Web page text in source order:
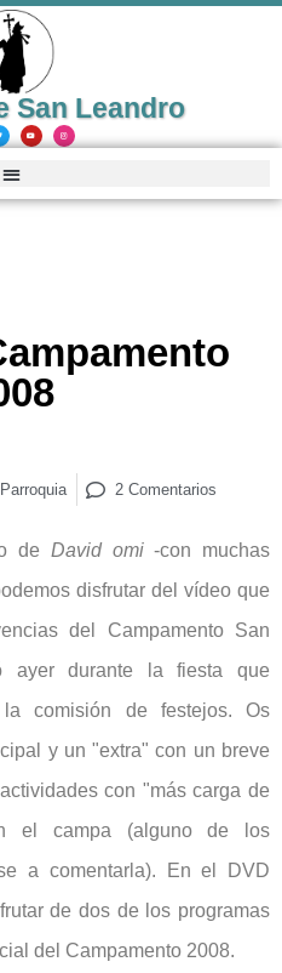
San Leandro
Parroquia 2 Comentarios
de David omi-con muchas
disfrutar del vídeo que
del Campamento San
ayer durante la fiesta que
comisión de festejos. Os
y un "extra" con un breve
con "más carga de
el campa (alguno de los
a comentarla). En el DVD
de dos de los programas
del Campamento 2008.